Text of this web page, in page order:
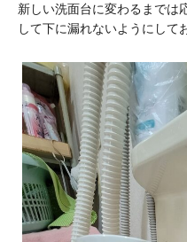
新しい洗面台に変わるまでは
して下に漏れないようにして